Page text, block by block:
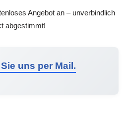
Angebot an – unverbindlich
abgestimmt!
uns per Mail.